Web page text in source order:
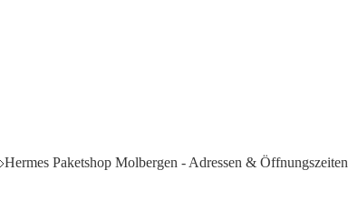
Hermes Paketshop Molbergen - Adressen & Öffnungszeiten